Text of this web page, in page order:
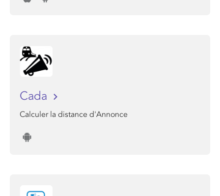
Cada
Calculer la distance d'Annonce